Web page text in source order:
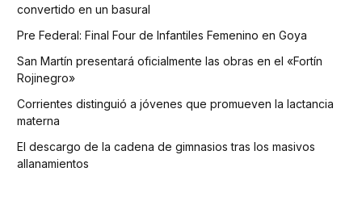
convertido en un basural
Pre Federal: Final Four de Infantiles Femenino en Goya
San Martín presentará oficialmente las obras en el «Fortín
Rojinegro»
Corrientes distinguió a jóvenes que promueven la lactancia
materna
El descargo de la cadena de gimnasios tras los masivos
allanamientos